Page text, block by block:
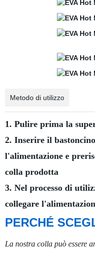
Metodo di utilizzo
1. Pulire prima la
2. Inserire il
l'alimentazione e
colla prodotta
3. Nel processo di
collegare
PERCHÉ
La nostra colla può essere